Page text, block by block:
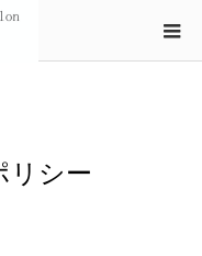
リシー